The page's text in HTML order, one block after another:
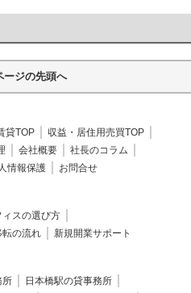
ージの先頭へ
貸TOP
収益・居住用売買TOP
会社概要
社長のコラム
情報保護 お問合せ
スの選び方
転の流れ 新規開業サポート
所
日本橋駅の貸事務所